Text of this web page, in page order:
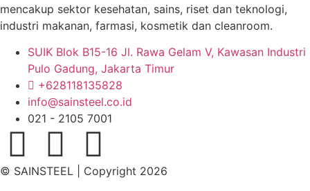
mencakup sektor kesehatan, sains, riset dan teknologi,
industri makanan, farmasi, kosmetik dan cleanroom.
SUIK Blok B15-16 Jl. Rawa Gelam V, Kawasan Industri
Pulo Gadung, Jakarta Timur
+628118135828
info@sainsteel.co.id
021 - 2105 7001
© SAINSTEEL | Copyright 2026